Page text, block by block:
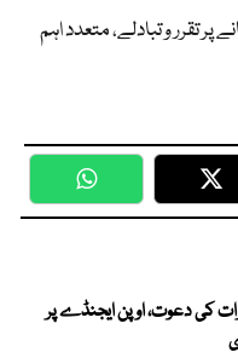
تقرر و تبادلے، متعدد اہم
WhatsApp
کی دعوت، اوپن ایجنڈے پر